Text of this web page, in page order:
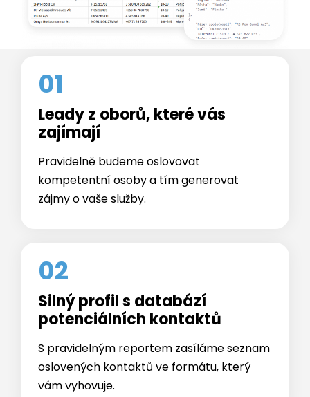
01
Leady z oborů, které vás
zajímají
Pravidelně budeme oslovovat
kompetentní osoby a tím generovat
zájmy o vaše služby.
02
Silný profil s databází
potenciálních kontaktů
S pravidelným reportem zasíláme seznam
oslovených kontaktů ve formátu, který
vám vyhovuje.